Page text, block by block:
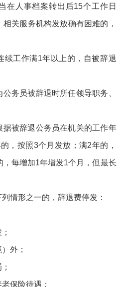
在人事档案转出后15个工作日
关服务机构发放确有困难的，
工作满1年以上的，自被辞退
员被辞退时所任领导职务、
被辞退公务员在机关的工作年
，按照3个月发放；满2年的，
每增加1年增发1个月，但最长
形之一的，辞退费停发：
外；
保险待遇；